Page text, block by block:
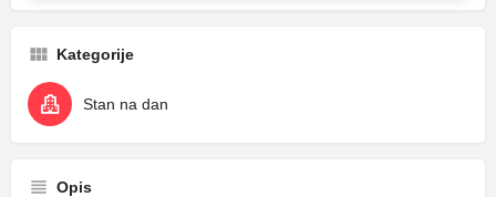
Kategorije
Stan na dan
Opis